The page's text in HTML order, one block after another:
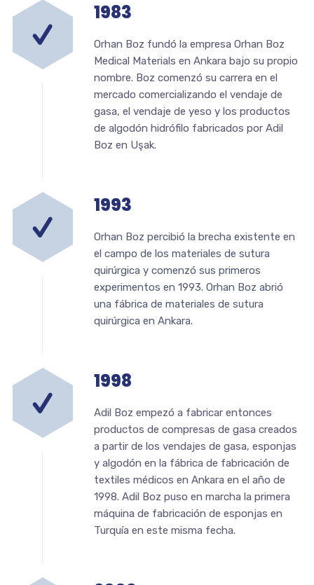
1983
Orhan Boz fundó la empresa Orhan Boz
Medical Materials en Ankara bajo su propio
nombre. Boz comenzó su carrera en el
mercado comercializando el vendaje de
gasa, el vendaje de yeso y los productos
de algodón hidrófilo fabricados por Adil
Boz en Uşak.
1993
Orhan Boz percibió la brecha existente en
el campo de los materiales de sutura
quirúrgica y comenzó sus primeros
experimentos en 1993. Orhan Boz abrió
una fábrica de materiales de sutura
quirúrgica en Ankara.
1998
Adil Boz empezó a fabricar entonces
productos de compresas de gasa creados
a partir de los vendajes de gasa, esponjas
y algodón en la fábrica de fabricación de
textiles médicos en Ankara en el año de
1998. Adil Boz puso en marcha la primera
máquina de fabricación de esponjas en
Turquía en este misma fecha.